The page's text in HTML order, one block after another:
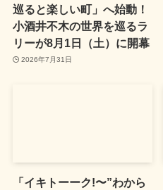
巡ると楽しい町」へ始動！
小酒井不木の世界を巡るラ
リーが8月1日（土）に開幕
2026年7月31日
「イキトーーク!〜”わから